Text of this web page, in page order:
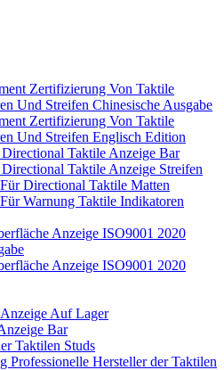
Zertifizierung Von Taktile
Und Streifen Chinesische Ausgabe
Zertifizierung Von Taktile
Und Streifen Englisch Edition
Taktile Anzeige Bar
Taktile Anzeige Streifen
Directional Taktile Matten
Warnung Taktile Indikatoren
Anzeige ISO9001 2020
Anzeige ISO9001 2020
Auf Lager
Bar
Taktilen Studs
Professionelle Hersteller der Taktilen